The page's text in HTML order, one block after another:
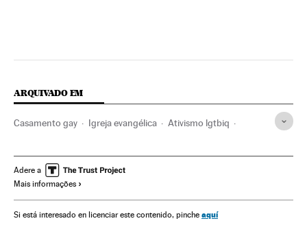
ARQUIVADO EM
Casamento gay Igreja evangélica Ativismo lgtbiq
Homossexualidade Família
Grupos sociais
América Protestantismo Cristianismo Religião
Adere a
Mais informações
Si está interesado en licenciar este contenido, pinche aquí